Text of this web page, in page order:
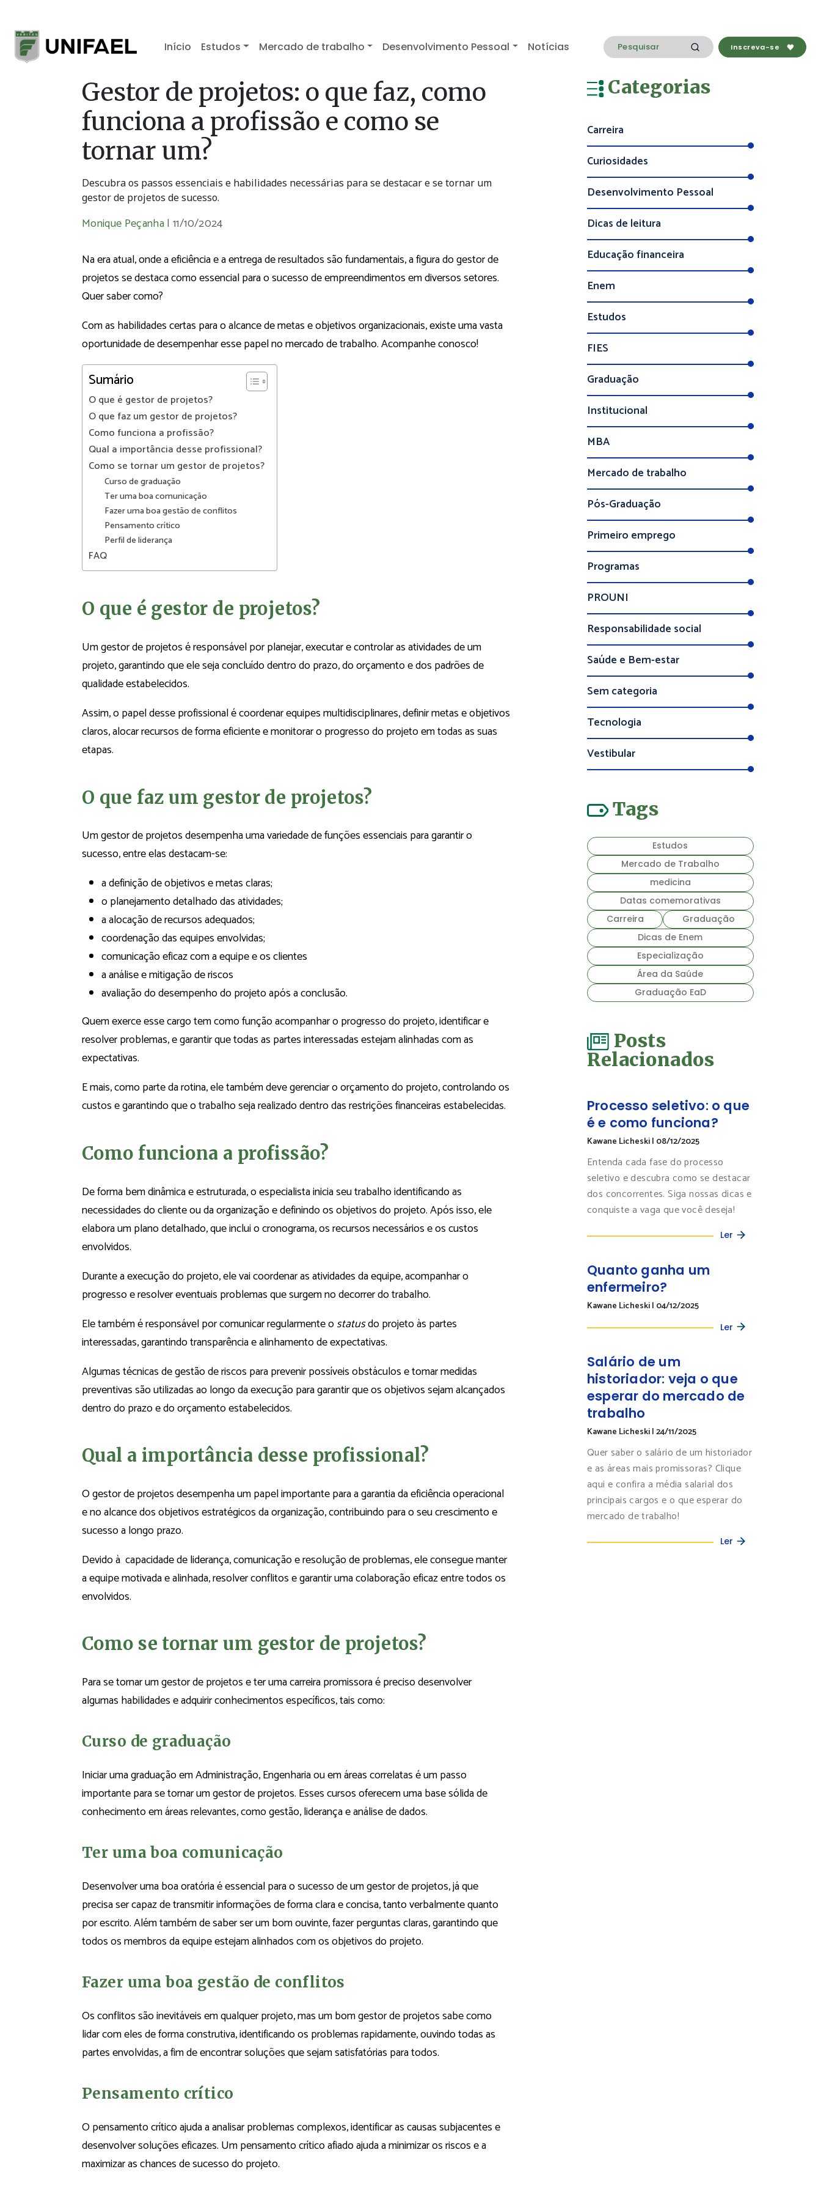
Início Estudos Mercado de trabalho Desenvolvimento Pessoal Notícias Inscreva-se
Gestor de projetos: o que faz, como
funciona a profissão e como se
tornar um?
Descubra os passos essenciais e habilidades necessárias para se destacar e se tornar um
gestor de projetos de sucesso.
Monique Peçanha |11/10/2024
Na era atual, onde a eficiência e a entrega de resultados são fundamentais, a figura do gestor de
projetos se destaca como essencial para o sucesso de empreendimentos em diversos setores.
Quer saber como?
Com as habilidades certas para o alcance de metas e objetivos organizacionais, existe uma vasta
oportunidade de desempenhar esse papel no mercado de trabalho. Acompanhe conosco!
Sumário
O que é gestor de projetos?
O que faz um gestor de projetos?
Como funciona a profissão?
Qual a importância desse profissional?
Como se tornar um gestor de projetos?
Curso de graduação
Ter uma boa comunicação
Fazer uma boa gestão de conflitos
Pensamento crítico
Perfil de liderança
FAQ
O que é gestor de projetos?
Um gestor de projetos é responsável por planejar, executar e controlar as atividades de um
projeto, garantindo que ele seja concluído dentro do prazo, do orçamento e dos padrões de
qualidade estabelecidos.
Assim, o papel desse profissional é coordenar equipes multidisciplinares, definir metas e objetivos
claros, alocar recursos de forma eficiente e monitorar o progresso do projeto em todas as suas
etapas.
O que faz um gestor de projetos?
Um gestor de projetos desempenha uma variedade de funções essenciais para garantir o
sucesso, entre elas destacam-se:
a definição de objetivos e metas claras;
o planejamento detalhado das atividades;
a alocação de recursos adequados;
coordenação das equipes envolvidas;
comunicação eficaz com a equipe e os clientes
a análise e mitigação de riscos
avaliação do desempenho do projeto após a conclusão.
Quem exerce esse cargo tem como função acompanhar o progresso do projeto, identificar e
resolver problemas, e garantir que todas as partes interessadas estejam alinhadas com as
expectativas.
E mais, como parte da rotina, ele também deve gerenciar o orçamento do projeto, controlando os
custos e garantindo que o trabalho seja realizado dentro das restrições financeiras estabelecidas.
Como funciona a profissão?
De forma bem dinâmica e estruturada, o especialista inicia seu trabalho identificando as
necessidades do cliente ou da organização e definindo os objetivos do projeto. Após isso, ele
elabora um plano detalhado, que inclui o cronograma, os recursos necessários e os custos
envolvidos.
Durante a execução do projeto, ele vai coordenar as atividades da equipe, acompanhar o
progresso e resolver eventuais problemas que surgem no decorrer do trabalho.
Ele também é responsável por comunicar regularmente ostatusdo projeto às partes
interessadas, garantindo transparência e alinhamento de expectativas.
Algumas técnicas de gestão de riscos para prevenir possíveis obstáculos e tomar medidas
preventivas são utilizadas ao longo da execução para garantir que os objetivos sejam alcançados
dentro do prazo e do orçamento estabelecidos.
Qual a importância desse profissional?
O gestor de projetos desempenha um papel importante para a garantia da eficiência operacional
e no alcance dos objetivos estratégicos da organização, contribuindo para o seu crescimento e
sucesso a longo prazo.
Devido à capacidade de liderança, comunicação e resolução de problemas, ele consegue manter
a equipe motivada e alinhada, resolver conflitos e garantir uma colaboração eficaz entre todos os
envolvidos.
Como se tornar um gestor de projetos?
Para se tornar um gestor de projetos e ter uma carreira promissora é preciso desenvolver
algumas habilidades e adquirir conhecimentos específicos, tais como:
Curso de graduação
Iniciar uma graduação em Administração, Engenharia ou em áreas correlatas é um passo
importante para se tornar um gestor de projetos. Esses cursos oferecem uma base sólida de
conhecimento em áreas relevantes, como gestão, liderança e análise de dados.
Ter uma boa comunicação
Desenvolver uma boa oratória é essencial para o sucesso de um gestor de projetos, já que
precisa ser capaz de transmitir informações de forma clara e concisa, tanto verbalmente quanto
por escrito. Além também de saber ser um bom ouvinte, fazer perguntas claras, garantindo que
todos os membros da equipe estejam alinhados com os objetivos do projeto.
Fazer uma boa gestão de conflitos
Os conflitos são inevitáveis em qualquer projeto, mas um bom gestor de projetos sabe como
lidar com eles de forma construtiva, identificando os problemas rapidamente, ouvindo todas as
partes envolvidas, a fim de encontrar soluções que sejam satisfatórias para todos.
Pensamento crítico
O pensamento crítico ajuda a analisar problemas complexos, identificar as causas subjacentes e
desenvolver soluções eficazes. Um pensamento crítico afiado ajuda a minimizar os riscos e a
maximizar as chances de sucesso do projeto.
Categorias
Carreira
Curiosidades
Desenvolvimento Pessoal
Dicas de leitura
Educação financeira
Enem
Estudos
FIES
Graduação
Institucional
MBA
Mercado de trabalho
Pós-Graduação
Primeiro emprego
Programas
PROUNI
Responsabilidade social
Saúde e Bem-estar
Sem categoria
Tecnologia
Vestibular
Tags
Estudos
Mercado de Trabalho
medicina
Datas comemorativas
Carreira
Graduação
Dicas de Enem
Especialização
Área da Saúde
Graduação EaD
Posts
Relacionados
Processo seletivo: o que
é e como funciona?
Kawane Licheski| 08/12/2025
Entenda cada fase do processo
seletivo e descubra como se destacar
dos concorrentes. Siga nossas dicas e
conquiste a vaga que você deseja!
Ler
Quanto ganha um
enfermeiro?
Kawane Licheski| 04/12/2025
Ler
Salário de um
historiador: veja o que
esperar do mercado de
trabalho
Kawane Licheski|24/11/2025
Quer saber o salário de um historiador
e as áreas mais promissoras? Clique
aqui e confira a média salarial dos
principais cargos e o que esperar do
mercado de trabalho!
Ler